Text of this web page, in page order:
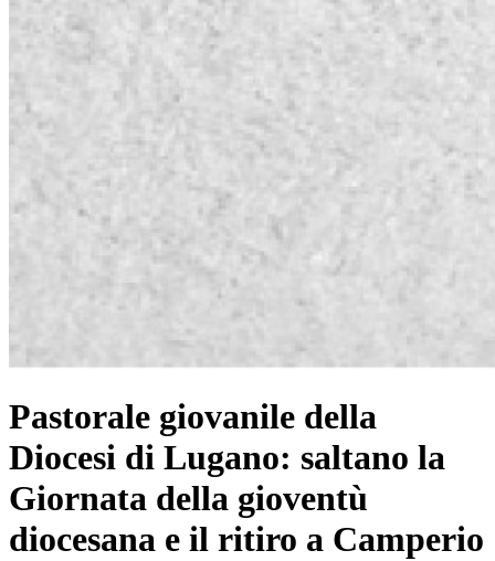
Pastorale giovanile della
Diocesi di Lugano: saltano la
Giornata della gioventù
diocesana e il ritiro a Camperio